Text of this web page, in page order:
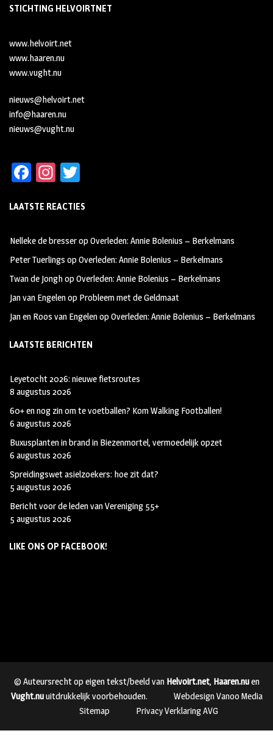
STICHTING HELVOIRTNET
www.helvoirt.net
www.haaren.nu
www.vught.nu
nieuws@helvoirt.net
info@haaren.nu
nieuws@vught.nu
Fa
b
oo
k
In
ag
m
tt
LAATSTE REACTIES
Nelleke de bresseropOverleden: Annie Bolenius – Berkelmans
Peter Tuerlings opOverleden: Annie Bolenius – Berkelmans
Twan de JonghopOverleden: Annie Bolenius – Berkelmans
Jan van Engelenop Probleem met de Geldmaat
Jan en Roos van EngelenopOverleden: Annie Bolenius – Berkelmans
LAATSTE BERICHTEN
Leyetocht 2026: nieuwe fietsroutes
8 augustus 2026
60+ en nog zin om te voetballen? Kom Walking Footballen!
6 augustus 2026
Buxusplanten in brand in Biezenmortel, vermoedelijk opzet
6 augustus 2026
Spreidingswet asielzoekers: hoe zit dat?
5 augustus 2026
Bericht voor de leden van Vereniging 55+
5 augustus 2026
LIKE ONS OP FACEBOOK!
© Auteursrecht op eigen tekst/beeld van Helvoirt.net, Haaren.nuen
Vught.nuuitdrukkelijk voorbehouden.
Webdesign Vanoo Media
Sitemap
Privacy Verklaring AVG